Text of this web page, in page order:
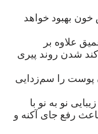
بهبود خواهد
علاوه بر
شدن روند پیری
پوست را سم‌زدایی
نو به نو با
رفع جای آکنه و